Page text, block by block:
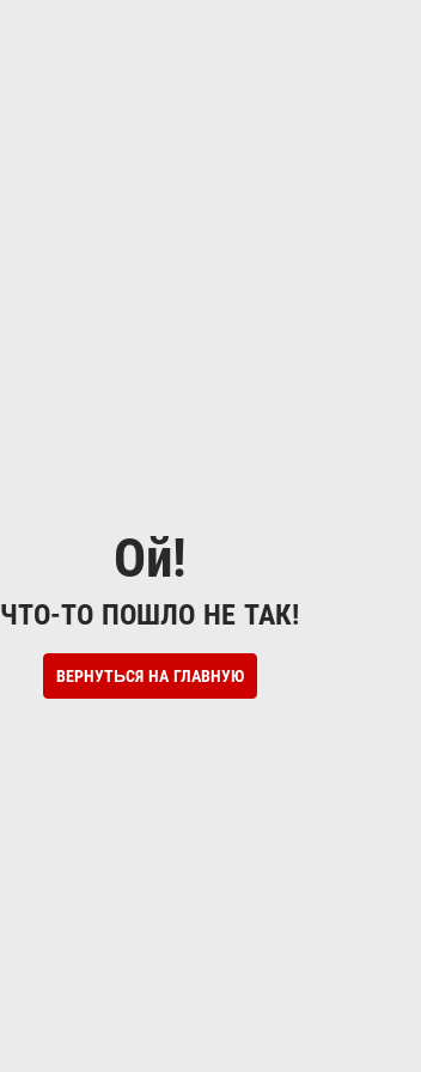
Ой!
ЧТО-ТО ПОШЛО НЕ ТАК!
ВЕРНУТЬСЯ НА ГЛАВНУЮ